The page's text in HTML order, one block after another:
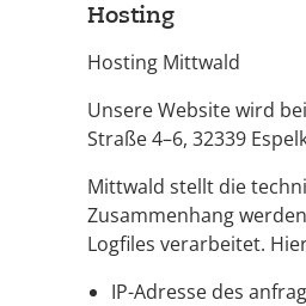
Hosting
Hosting Mittwald
Unsere Website wird
Straße 4–6, 32339
Mittwald stellt die
Zusammenhang
Logfiles verarbeitet.
IP-Adresse des